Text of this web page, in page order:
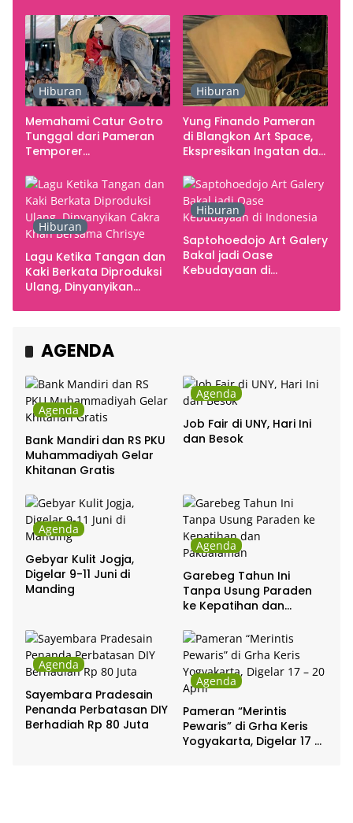
Hiburan
Memahami Catur Gotro
Tunggal dari Pameran
Temporer
Hiburan
Yung Finando Pameran
di Blangkon Art Space,
Ekspresikan Ingatan dan
Hiburan
Lagu Ketika Tangan dan
Kaki Berkata Diproduksi
Ulang, Dinyanyikan
Hiburan
Saptohoedojo Art Galery
Bakal jadi Oase
Kebudayaan di
AGENDA
Agenda
Bank Mandiri dan RS PKU
Muhammadiyah Gelar
Khitanan Gratis
Agenda
Job Fair di UNY, Hari Ini
dan Besok
Agenda
Gebyar Kulit Jogja,
Digelar 9-11 Juni di
Manding
Agenda
Garebeg Tahun Ini
Tanpa Usung Paraden
ke Kepatihan dan
Agenda
Sayembara Pradesain
Penanda Perbatasan DIY
Berhadiah Rp 80 Juta
Agenda
Pameran “Merintis
Pewaris” di Grha Keris
Yogyakarta, Digelar 17 –